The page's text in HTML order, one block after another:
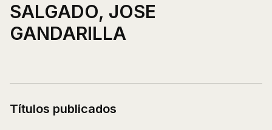
SALGADO, JOSE
GANDARILLA
Títulos publicados